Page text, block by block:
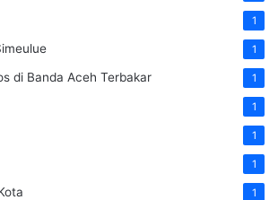
1
1
di Banda Aceh Terbakar 1
1
1
1
1